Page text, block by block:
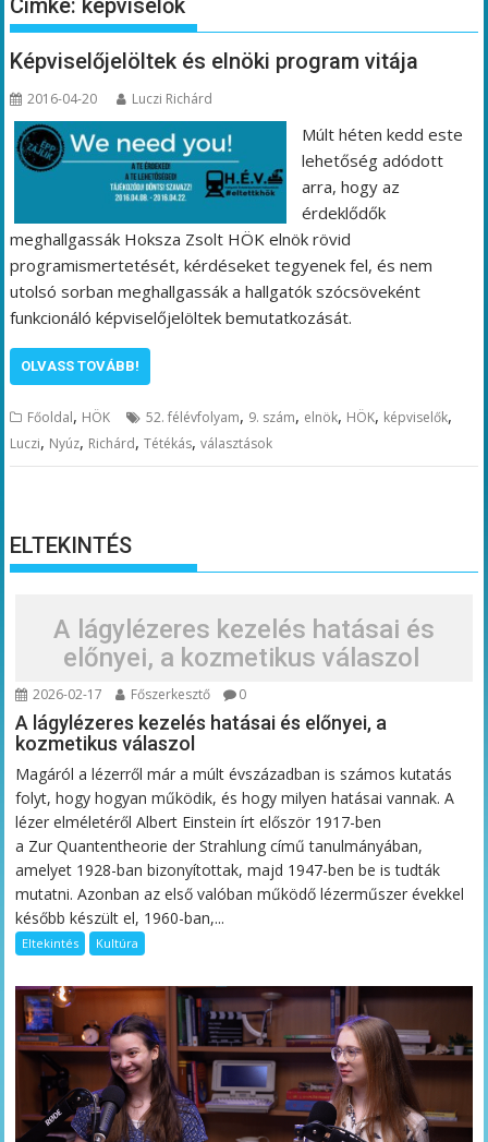
Címke: képviselők
Képviselőjelöltek és elnöki program vitája
2016-04-20 Luczi Richárd
Múlt héten kedd este
lehetőség adódott
arra, hogy az
érdeklődők
meghallgassák Hoksza Zsolt HÖK elnök rövid
programismertetését, kérdéseket tegyenek fel, és nem
utolsó sorban meghallgassák a hallgatók szócsöveként
funkcionáló képviselőjelöltek bemutatkozását.
OLVASS TOVÁBB!
Főoldal, HÖK 52. félévfolyam, 9. szám, elnök, HÖK, képviselők,
Luczi, Nyúz, Richárd,Tétékás,választások
ELTEKINTÉS
A lágylézeres kezelés hatásai és
előnyei, a kozmetikus válaszol
2026-02-17 Főszerkesztő 0
A lágylézeres kezelés hatásai és előnyei, a
kozmetikus válaszol
Magáról a lézerről már a múlt évszázadban is számos kutatás
folyt, hogy hogyan működik, és hogy milyen hatásai vannak. A
lézer elméletéről Albert Einstein írt először 1917-ben
a Zur Quantentheorie der Strahlung című tanulmányában,
amelyet 1928-ban bizonyítottak, majd 1947-ben be is tudták
mutatni. Azonban az első valóban működő lézerműszer évekkel
később készült el, 1960-ban,...
Eltekintés Kultúra